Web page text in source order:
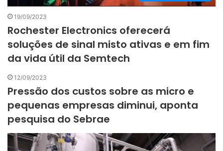
19/09/2023
Rochester Electronics oferecerá
soluções de sinal misto ativas e em fim
da vida útil da Semtech
12/09/2023
Pressão dos custos sobre as micro e
pequenas empresas diminui, aponta
pesquisa do Sebrae